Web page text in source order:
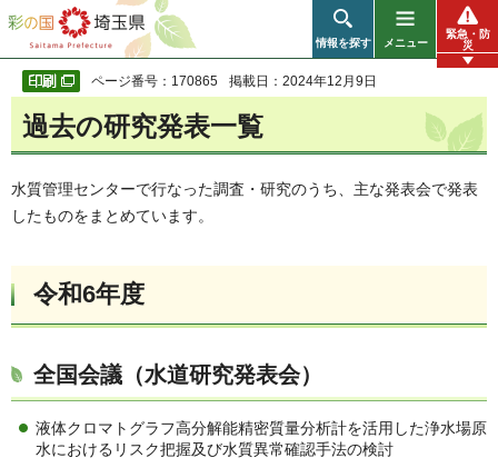
彩の国 埼玉県
情報を探す メニュー
緊急・防
災
ページ番号：170865 掲載日：2024年12月9日
過去の研究発表一覧
水質管理センターで行なった調査・研究のうち、主な発表会で発表
したものをまとめています。
令和6年度
全国会議（水道研究発表会）
液体クロマトグラフ高分解能精密質量分析計を活用した浄水場原
水におけるリスク把握及び水質異常確認手法の検討